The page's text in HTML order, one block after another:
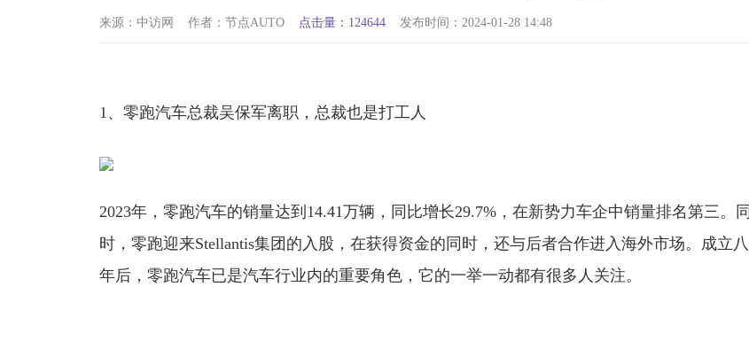
来源：中访网 作者：节点AUTO 点击量：124644 发布时间：2024-01-28 14:48
1、零跑汽车总裁吴保军离职，总裁也是打工人
2023年，零跑汽车的销量达到14.41万辆，同比增长29.7%，在新势力车企中销量排名第三。同
时，零跑迎来Stellantis集团的入股，在获得资金的同时，还与后者合作进入海外市场。成立八
年后，零跑汽车已是汽车行业内的重要角色，它的一举一动都有很多人关注。